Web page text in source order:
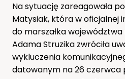
Na sytuację zareagowała
Matysiak, która w oficjalnej
do marszałka
Adama Struzika zwróciła
wykluczenia
datowanym na 26 czerwca